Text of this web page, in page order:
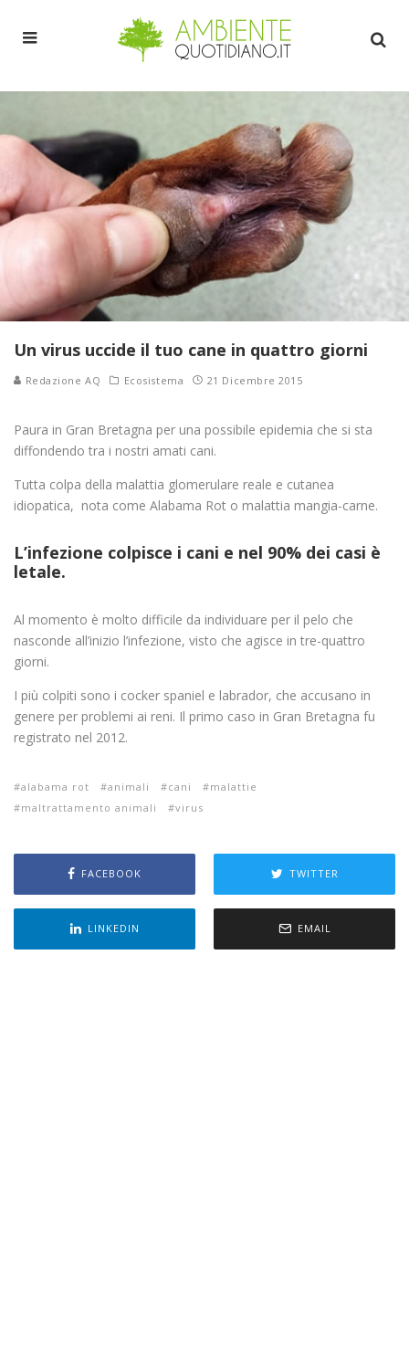
Un virus uccide il tuo cane in quattro giorni
Redazione AQ Ecosistema 21 Dicembre 2015
Paura in Gran Bretagna per una possibile epidemia che si sta
diffondendo tra i nostri amati cani.
Tutta colpa della malattia glomerulare reale e cutanea
idiopatica, nota come Alabama Rot o malattia mangia-carne.
L’infezione colpisce i cani e nel 90% dei casi è
letale.
Al momento è molto difficile da individuare per il pelo che
nasconde all’inizio l’infezione, visto che agisce in tre-quattro
giorni.
I più colpiti sono i cocker spaniel e labrador, che accusano in
genere per problemi ai reni. Il primo caso in Gran Bretagna fu
registrato nel 2012.
alabama rot animali cani
malattie
maltrattamento animali
virus
FACEBOOK TWITTER
LINKEDIN EMAIL